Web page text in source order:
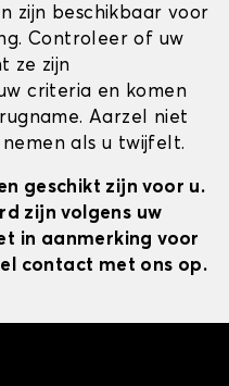
zijn beschikbaar voor
Controleer of uw
ze zijn
criteria en komen
Aarzel niet
als u twijfelt.
geschikt zijn voor u.
zijn volgens uw
in aanmerking voor
contact met ons op.